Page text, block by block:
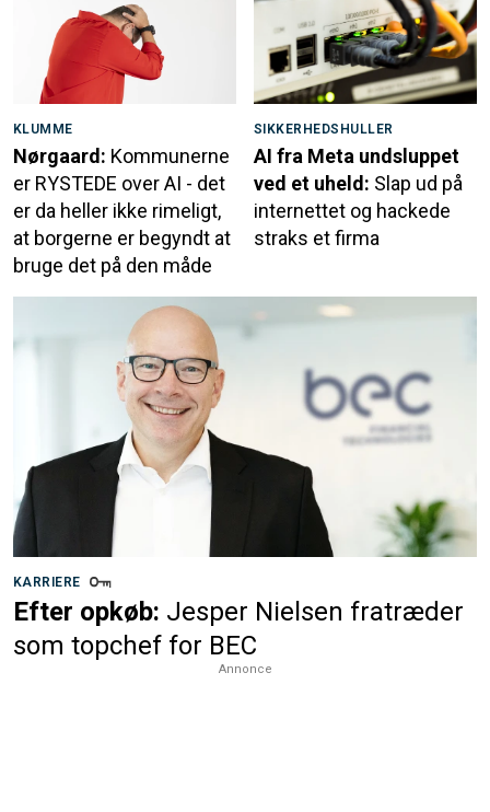
KLUMME
Nørgaard: Kommunerne
er RYSTEDE over AI - det
er da heller ikke rimeligt,
at borgerne er begyndt at
bruge det på den måde
SIKKERHEDSHULLER
AI fra Meta undsluppet
ved et uheld: Slap ud på
internettet og hackede
straks et firma
KARRIERE
Efter opkøb: Jesper Nielsen fratræder
som topchef for BEC
Annonce